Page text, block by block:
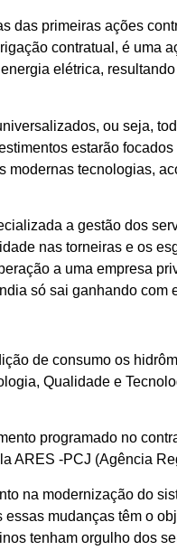
das primeiras ações
contratual, é uma
elétrica,
ou seja,
estarão
modernas tecnologias,
a gestão dos
nas torneiras e os
a uma empresa
só sai ganhando com
de consumo os
Qualidade e
programado no
ARES -PCJ (Agência
na modernização do
mudanças têm o
tenham orgulho dos